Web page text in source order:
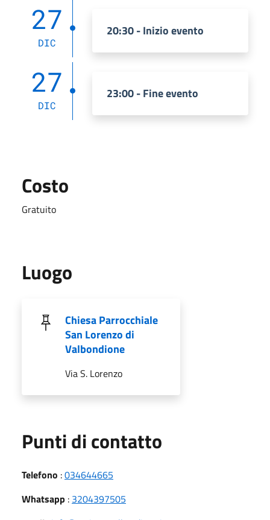
27
DIC
20:30 - Inizio evento
27
DIC
23:00 - Fine evento
Costo
Gratuito
Luogo
Chiesa Parrocchiale
San Lorenzo di
Valbondione
Via S. Lorenzo
Punti di contatto
Telefono :034644665
Whatsapp : 3204397505